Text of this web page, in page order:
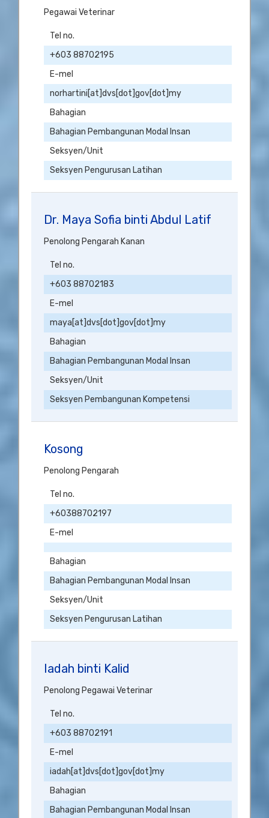
Pegawai Veterinar
Tel no.
+603 88702195
E-mel
norhartini[at]dvs[dot]gov[dot]my
Bahagian
Bahagian Pembangunan Modal Insan
Seksyen/Unit
Seksyen Pengurusan Latihan
Dr. Maya Sofia binti Abdul Latif
Penolong Pengarah Kanan
Tel no.
+603 88702183
E-mel
maya[at]dvs[dot]gov[dot]my
Bahagian
Bahagian Pembangunan Modal Insan
Seksyen/Unit
Seksyen Pembangunan Kompetensi
Kosong
Penolong Pengarah
Tel no.
+60388702197
E-mel
Bahagian
Bahagian Pembangunan Modal Insan
Seksyen/Unit
Seksyen Pengurusan Latihan
Iadah binti Kalid
Penolong Pegawai Veterinar
Tel no.
+603 88702191
E-mel
iadah[at]dvs[dot]gov[dot]my
Bahagian
Bahagian Pembangunan Modal Insan